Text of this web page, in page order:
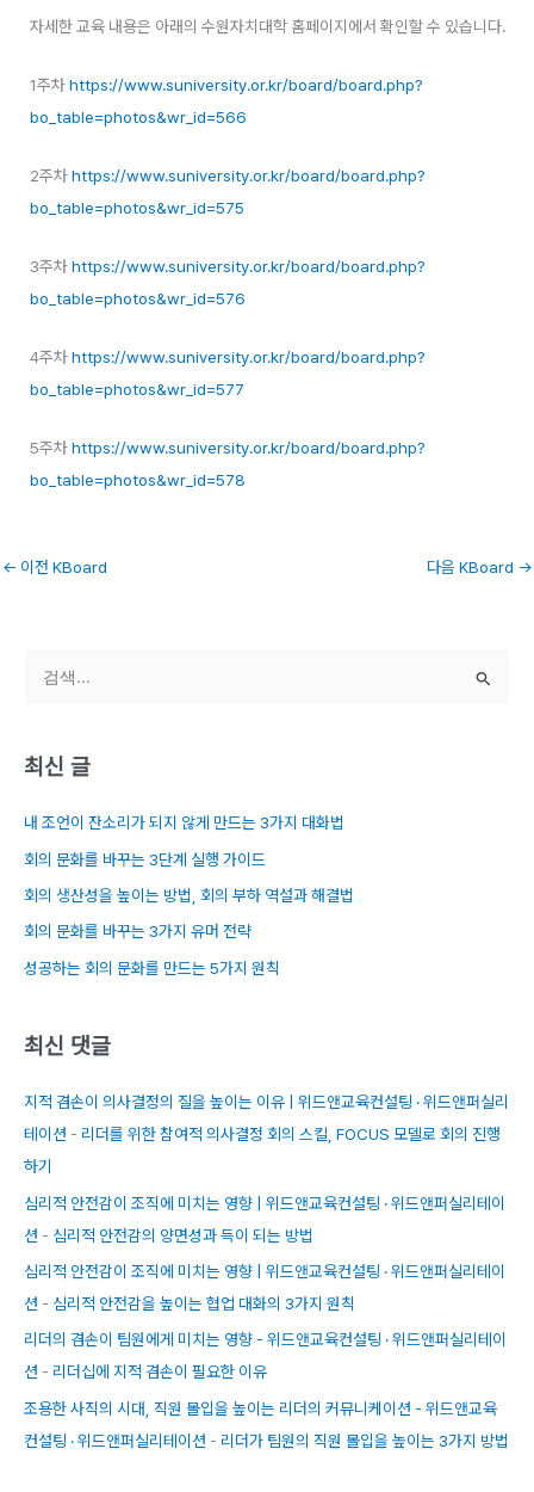
자세한 교육 내용은 아래의 수원자치대학 홈페이지에서 확인할 수 있습니다.
1주차https://www.suniversity.or.kr/board/board.php?
bo_table=photos&wr_id=566
2주차https://www.suniversity.or.kr/board/board.php?
bo_table=photos&wr_id=575
3주차https://www.suniversity.or.kr/board/board.php?
bo_table=photos&wr_id=576
4주차https://www.suniversity.or.kr/board/board.php?
bo_table=photos&wr_id=577
5주차https://www.suniversity.or.kr/board/board.php?
bo_table=photos&wr_id=578
← 이전 KBoard 다음 KBoard →
상
최신 글
내 조언이 잔소리가 되지 않게 만드는 3가지 대화법
회의 문화를 바꾸는 3단계 실행 가이드
회의 생산성을 높이는 방법, 회의 부하 역설과 해결법
회의 문화를 바꾸는 3가지 유머 전략
성공하는 회의 문화를 만드는 5가지 원칙
최신 댓글
지적 겸손이 의사결정의 질을 높이는 이유 | 위드앤교육컨설팅 · 위드앤퍼실리
테이션 - 리더를 위한 참여적 의사결정 회의 스킬, FOCUS 모델로 회의 진행
하기
심리적 안전감이 조직에 미치는 영향 | 위드앤교육컨설팅 · 위드앤퍼실리테이
션 - 심리적 안전감의 양면성과 득이 되는 방법
심리적 안전감이 조직에 미치는 영향 | 위드앤교육컨설팅 · 위드앤퍼실리테이
션 - 심리적 안전감을 높이는 협업 대화의 3가지 원칙
리더의 겸손이 팀원에게 미치는 영향 - 위드앤교육컨설팅 · 위드앤퍼실리테이
션 - 리더십에 지적 겸손이 필요한 이유
조용한 사직의 시대, 직원 몰입을 높이는 리더의 커뮤니케이션 - 위드앤교육
컨설팅 · 위드앤퍼실리테이션 - 리더가 팀원의 직원 몰입을 높이는 3가지 방법